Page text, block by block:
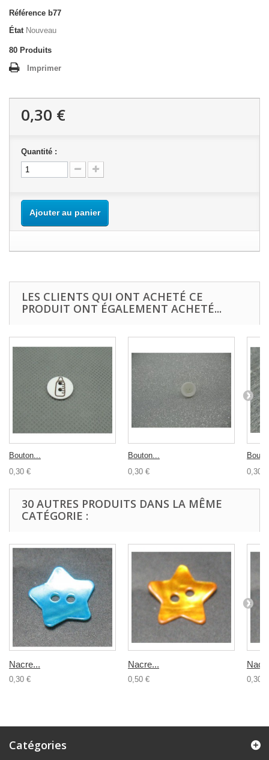
Référence b77
État Nouveau
80 Produits
Imprimer
0,30 €
Quantité :
Ajouter au panier
LES CLIENTS QUI ONT ACHETÉ CE
PRODUIT ONT ÉGALEMENT ACHETÉ...
Bouton...
0,30 €
Bouton...
0,30 €
0,30 €
30 AUTRES PRODUITS DANS LA MÊME
CATÉGORIE :
Nacre...
0,30 €
Nacre...
0,50 € 0,30 €
Catégories